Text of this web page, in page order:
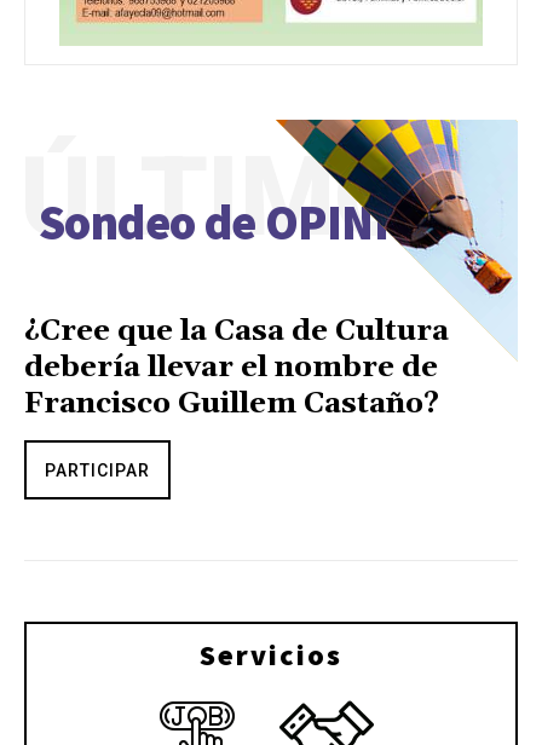
Sondeo de OPINIÓN
ÚLTIMO
¿Cree que la Casa de Cultura
debería llevar el nombre de
Francisco Guillem Castaño?
PARTICIPAR
Servicios